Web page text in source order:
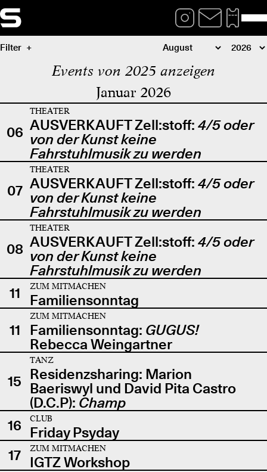
Filter
Events von 2025 anzeigen
Januar 2026
06
THEATER
AUSVERKAUFT Zell:stoff: 4/5 oder
von der Kunst keine
Fahrstuhlmusik zu werden
07
THEATER
AUSVERKAUFT Zell:stoff: 4/5 oder
von der Kunst keine
Fahrstuhlmusik zu werden
08
THEATER
AUSVERKAUFT Zell:stoff: 4/5 oder
von der Kunst keine
Fahrstuhlmusik zu werden
11
ZUM MITMACHEN
Familiensonntag
11
ZUM MITMACHEN
Familiensonntag: GUGUS!
Rebecca Weingartner
15
TANZ
Residenzsharing: Marion
Baeriswyl und David Pita Castro
(D.C.P): Champ
16
CLUB
Friday Psyday
17
ZUM MITMACHEN
IGTZ Workshop